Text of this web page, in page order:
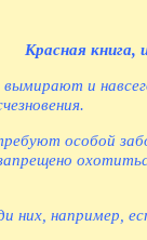
Красная книга,
и
особой
них, например,